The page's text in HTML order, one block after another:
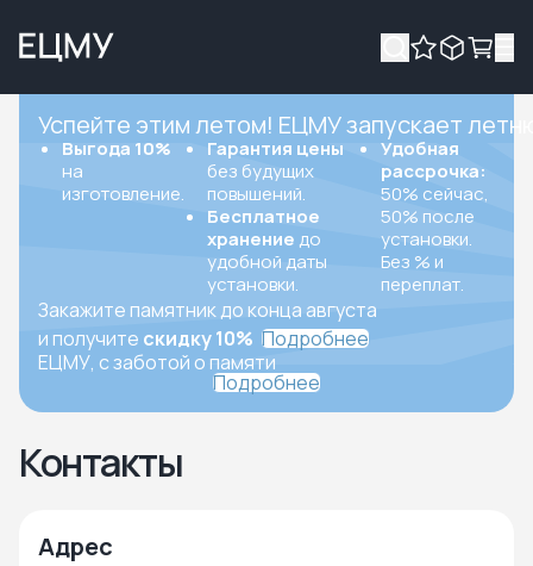
Успейте этим летом! ЕЦМУ запускает
Выгода 10%
на
изготовление.
Гарантия цены
без будущих
повышений.
Бесплатное
хранение до
удобной даты
установки.
Удобная
рассрочка:
50% сейчас,
50% после
установки.
Без % и
переплат.
Закажите памятник до конца августа
и получите скидку 10% Подробнее
ЕЦМУ, с заботой о памяти
Подробнее
Контакты
Адрес